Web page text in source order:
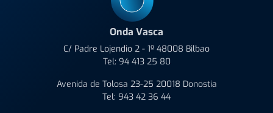
Onda Vasca
C/ Padre Lojendio 2 - 1º 48008 Bilbao
Tel: 94 413 25 80
Avenida de Tolosa 23-25 20018 Donostia
Tel: 943 42 36 44